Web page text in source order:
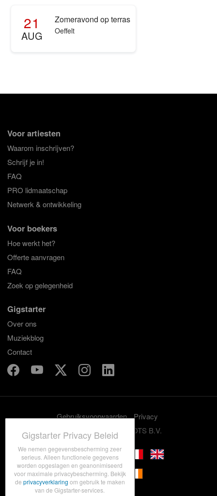
21
AUG
Zomeravond op terras
Oeffelt
Voor artiesten
Waarom inschrijven?
Schrijf je in!
FAQ
PRO lidmaatschap
Netwerk & ontwikkeling
Voor boekers
Hoe werkt het?
Offerte aanvragen
FAQ
Zoek op gelegenheid
Gigstarter
Over ons
Muziekblog
Contact
Gebruiksvoorwaarden
Privacy
© 2012-2026 GRASSROOTS B.V.
Gigstarter Privacy Beleid
We nemen gegevensbescherming zeer
serieus. Alleen functionele gegevens
worden opgeslagen en geanonimiseerd
voor maximale privacybescherming. Bekijk
de privacyverklaring om gebruik te maken
van de Gigstarter-services.